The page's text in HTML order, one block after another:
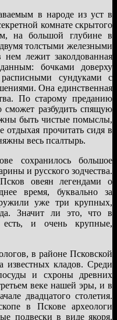
в народе из уст в
комнате скрытого
на большой глубине в
толстыми железными
лежит заколдованная
бочками доверху
сундуками с
Она единственная
По старому преданию
разбудить спящую
быть чистые помыслы,
отдыхая прочитать сидя в
весь псалтырь.
сохранилось большое
и русского зодчества.
овеян легендами о
время, буквально за
уже три крупных,
Значит ли это, что в
есть, и очень крупные,
в районе Псковской
известных кладов. Среди
и схроны древних
веке нашей эры, и в
двадцатого столетия.
в Пскове археологи
подвески в виде якоря,